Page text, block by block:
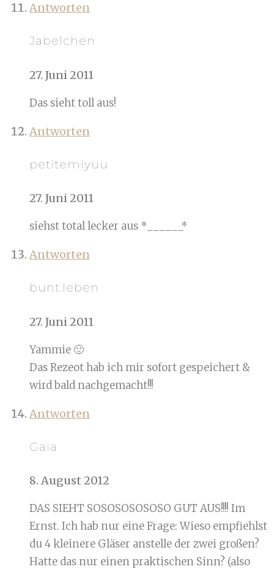
Antworten
Jabelchen
27. Juni 2011
Das sieht toll aus!
Antworten
petitemiyuu
27. Juni 2011
siehst total lecker aus *______*
Antworten
bunt.leben
27. Juni 2011
Yammie 🙂
Das Rezeot hab ich mir sofort gespeichert &
wird bald nachgemacht!!!
Antworten
Gaia
8. August 2012
DAS SIEHT SOSOSOSOSOSO GUT AUS!!!! Im
Ernst. Ich hab nur eine Frage: Wieso empfiehlst
du 4 kleinere Gläser anstelle der zwei großen?
Hatte das nur einen praktischen Sinn? (also